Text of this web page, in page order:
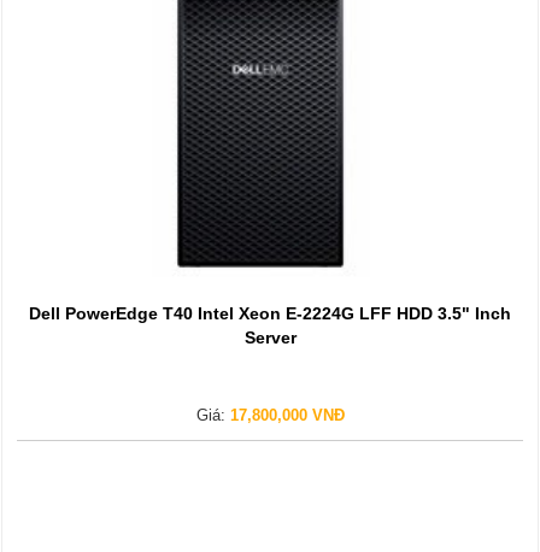
Dell PowerEdge T40 Intel Xeon E-2224G LFF HDD 3.5" Inch
Server
Giá: 17,800,000 VNĐ